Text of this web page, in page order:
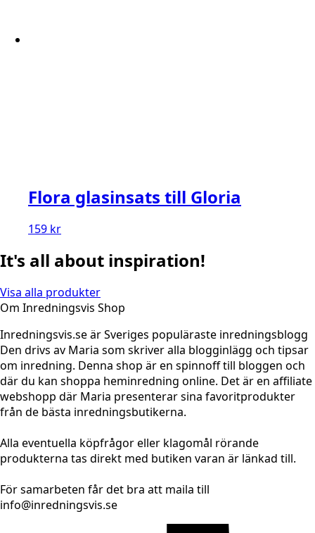
Flora glasinsats till Gloria
159 kr
It's all about inspiration!
Visa alla produkter
Om Inredningsvis Shop
Inredningsvis.se är Sveriges populäraste inredningsblogg
Den drivs av Maria som skriver alla blogginlägg och tipsar
om inredning. Denna shop är en spinnoff till bloggen och
där du kan shoppa heminredning online. Det är en affiliate
webshopp där Maria presenterar sina favoritprodukter
från de bästa inredningsbutikerna.
Alla eventuella köpfrågor eller klagomål rörande
produkterna tas direkt med butiken varan är länkad till.
För samarbeten får det bra att maila till
info@inredningsvis.se